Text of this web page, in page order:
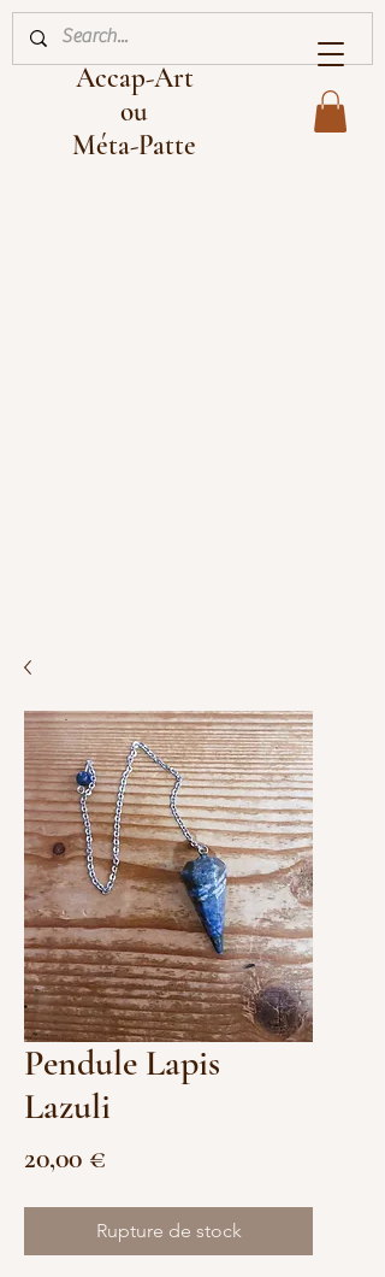
Accap-Art
ou
Méta-Patte
Pendule Lapis
Lazuli
20,00 €
Rupture de stock